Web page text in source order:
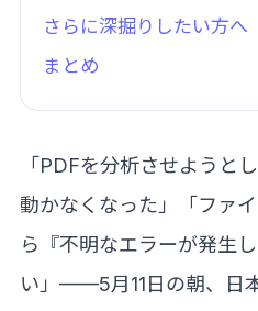
さらに深掘りしたい方へ
まとめ
「PDFを分析させようと
動かなくなった」「ファ
ら『不明なエラーが発生
い」——5月11日の朝、日